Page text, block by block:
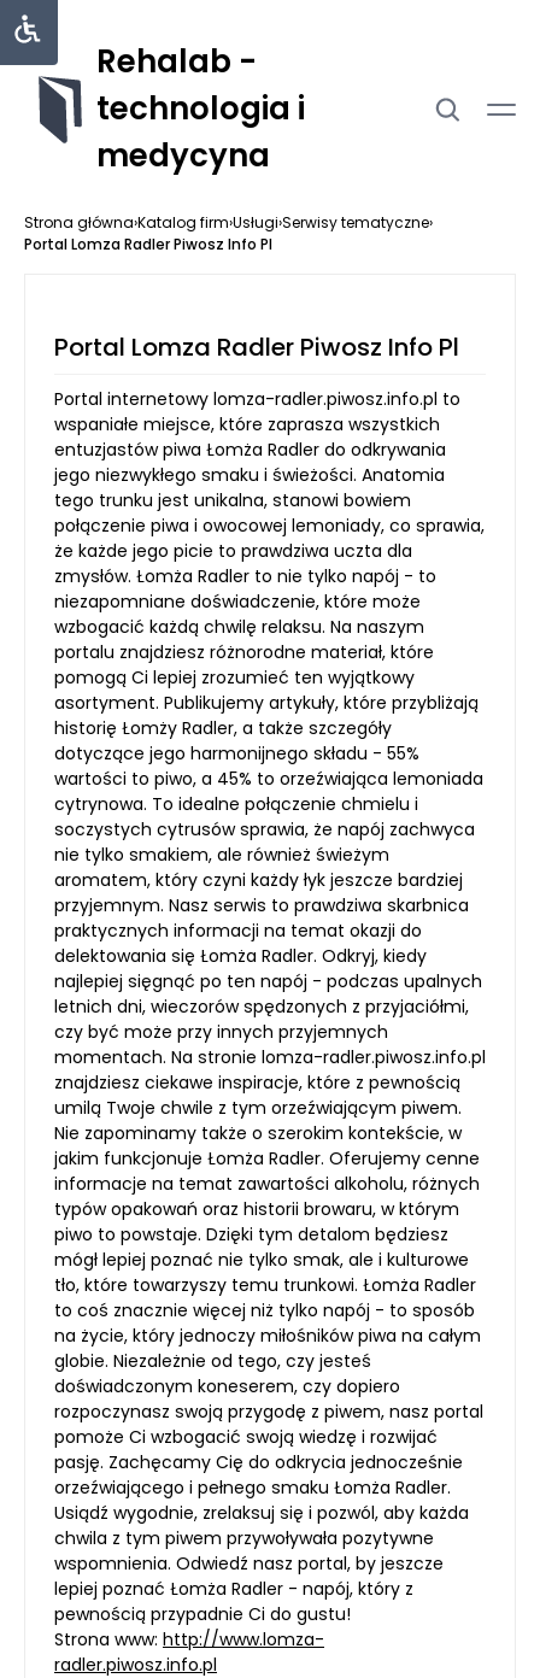
Rehalab -
technologia i
medycyna
Strona główna›Katalog firm›Usługi›Serwisy tematyczne›
Portal Lomza Radler Piwosz Info Pl
Portal Lomza Radler Piwosz Info Pl
Portal internetowy lomza-radler.piwosz.info.pl to
wspaniałe miejsce, które zaprasza wszystkich
entuzjastów piwa Łomża Radler do odkrywania
jego niezwykłego smaku i świeżości. Anatomia
tego trunku jest unikalna, stanowi bowiem
połączenie piwa i owocowej lemoniady, co sprawia,
że każde jego picie to prawdziwa uczta dla
zmysłów. Łomża Radler to nie tylko napój - to
niezapomniane doświadczenie, które może
wzbogacić każdą chwilę relaksu. Na naszym
portalu znajdziesz różnorodne materiał, które
pomogą Ci lepiej zrozumieć ten wyjątkowy
asortyment. Publikujemy artykuły, które przybliżają
historię Łomży Radler, a także szczegóły
dotyczące jego harmonijnego składu - 55%
wartości to piwo, a 45% to orzeźwiająca lemoniada
cytrynowa. To idealne połączenie chmielu i
soczystych cytrusów sprawia, że napój zachwyca
nie tylko smakiem, ale również świeżym
aromatem, który czyni każdy łyk jeszcze bardziej
przyjemnym. Nasz serwis to prawdziwa skarbnica
praktycznych informacji na temat okazji do
delektowania się Łomża Radler. Odkryj, kiedy
najlepiej sięgnąć po ten napój - podczas upalnych
letnich dni, wieczorów spędzonych z przyjaciółmi,
czy być może przy innych przyjemnych
momentach. Na stronie lomza-radler.piwosz.info.pl
znajdziesz ciekawe inspiracje, które z pewnością
umilą Twoje chwile z tym orzeźwiającym piwem.
Nie zapominamy także o szerokim kontekście, w
jakim funkcjonuje Łomża Radler. Oferujemy cenne
informacje na temat zawartości alkoholu, różnych
typów opakowań oraz historii browaru, w którym
piwo to powstaje. Dzięki tym detalom będziesz
mógł lepiej poznać nie tylko smak, ale i kulturowe
tło, które towarzyszy temu trunkowi. Łomża Radler
to coś znacznie więcej niż tylko napój - to sposób
na życie, który jednoczy miłośników piwa na całym
globie. Niezależnie od tego, czy jesteś
doświadczonym koneserem, czy dopiero
rozpoczynasz swoją przygodę z piwem, nasz portal
pomoże Ci wzbogacić swoją wiedzę i rozwijać
pasję. Zachęcamy Cię do odkrycia jednocześnie
orzeźwiającego i pełnego smaku Łomża Radler.
Usiądź wygodnie, zrelaksuj się i pozwól, aby każda
chwila z tym piwem przywoływała pozytywne
wspomnienia. Odwiedź nasz portal, by jeszcze
lepiej poznać Łomża Radler - napój, który z
pewnością przypadnie Ci do gustu!
Strona www: http://www.lomza-
radler.piwosz.info.pl